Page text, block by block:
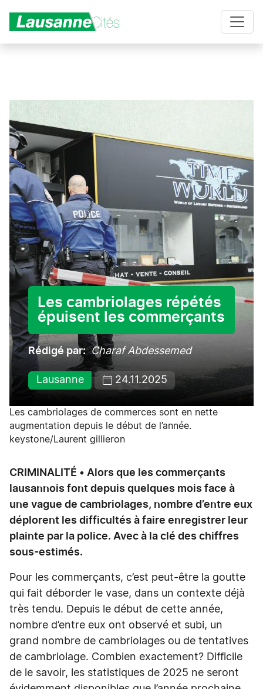
Les cambriolages répétés
épuisent les commerçants
Rédigé par Charaf Abdessemed
Lausanne 24.11.2025
Les cambriolages de commerces sont en nette
augmentation depuis le début de l’année.
keystone/Laurent gillieron
CRIMINALITÉ • Alors que les commerçants
lausannois font depuis quelques mois face à
une vague de cambriolages, nombre d’entre eux
déplorent les difficultés à faire enregistrer leur
plainte par la police. Avec à la clé des chiffres
sous-estimés.
Pour les commerçants, c’est peut-être la goutte
qui fait déborder le vase, dans un contexte déjà
très tendu. Depuis le début de cette année,
nombre d’entre eux ont observé et subi, un
grand nombre de cambriolages ou de tentatives
de cambriolage. Combien exactement? Difficile
de le savoir, les statistiques de 2025 ne seront